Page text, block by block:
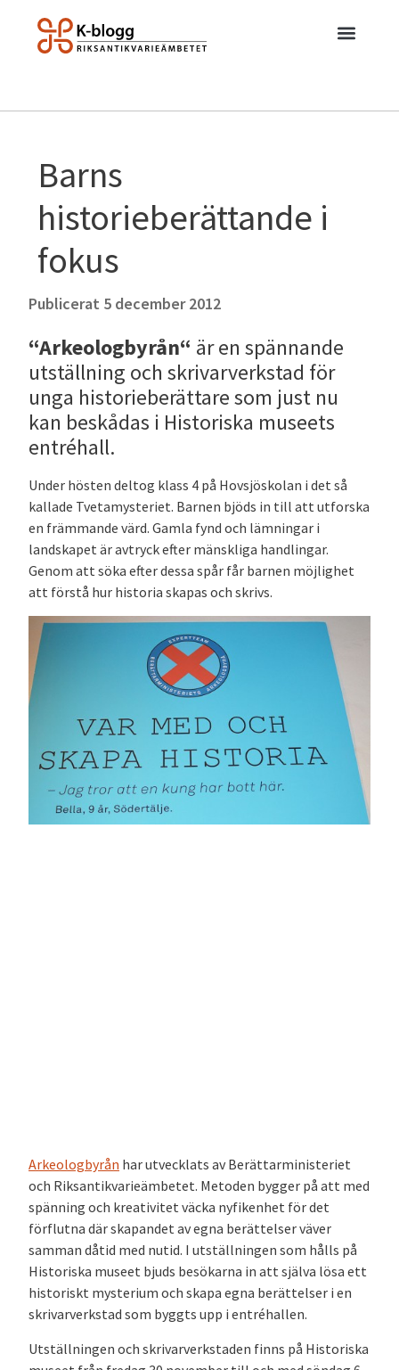
Barns
historieberättande i
fokus
Publicerat 5 december 2012
“Arkeologbyrån“ är en spännande
utställning och skrivarverkstad för
unga historieberättare som just nu
kan beskådas i Historiska museets
entréhall.
Under hösten deltog klass 4 på Hovsjöskolan i det så
kallade Tvetamysteriet. Barnen bjöds in till att utforska
en främmande värd. Gamla fynd och lämningar i
landskapet är avtryck efter mänskliga handlingar.
Genom att söka efter dessa spår får barnen möjlighet
att förstå hur historia skapas och skrivs.
Arkeologbyrån har utvecklats av Berättarministeriet
och Riksantikvarieämbetet. Metoden bygger på att med
spänning och kreativitet väcka nyfikenhet för det
förflutna där skapandet av egna berättelser väver
samman dåtid med nutid. I utställningen som hålls på
Historiska museet bjuds besökarna in att själva lösa ett
historiskt mysterium och skapa egna berättelser i en
skrivarverkstad som byggts upp i entréhallen.
Utställningen och skrivarverkstaden finns på Historiska